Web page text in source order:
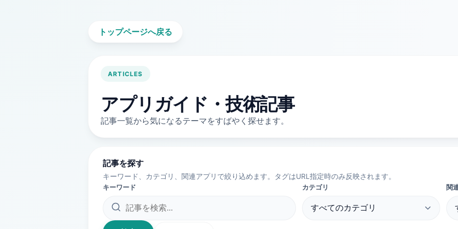
トップページへ戻る
ARTICLES
アプリガイド・技術記事
記事一覧から気になるテーマをすばやく探せます。
記事を探す
キーワード、カテゴリ、関連アプリで絞り込めます。タグはURL指定時のみ反映されます。
キーワード
カテゴリ 関